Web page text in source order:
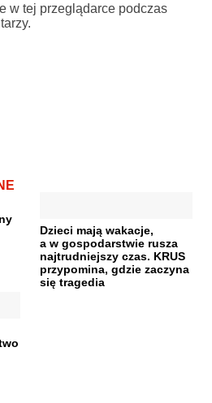
w tej przeglądarce podczas
Dzieci mają wakacje,
a w gospodarstwie rusza
najtrudniejszy czas. KRUS
przypomina, gdzie zaczyna
się tragedia